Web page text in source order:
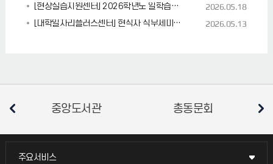
[현장실습지원센터] 2026학년도 일학습병행 설명회 안내 2026.05.18
[대학일자리플러스센터] 현직자 직무세미나 안내 2026.05.13
중앙도서관 총동문회
주요서비스
주요서비스